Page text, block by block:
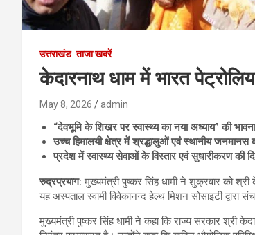
उत्तराखंड ताजा खबरें
केदारनाथ धाम में भारत
May 8, 2026 admin
“देवभूमि के शिखर पर स्वास्थ्य का नया अध्याय” की
उच्च हिमालयी क्षेत्र में श्रद्धालुओं एवं स्थानीय जनमानस
प्रदेश में स्वास्थ्य सेवाओं के विस्तार एवं सुधारीकरण की
रुद्रप्रयाग: मुख्यमंत्री पुष्कर सिंह धामी ने शुक्रवार को श्री
यह अस्पताल स्वामी विवेकानन्द हेल्थ मिशन सोसाइटी द्वारा
मुख्यमंत्री पुष्कर सिंह धामी ने कहा कि राज्य सरकार श्री